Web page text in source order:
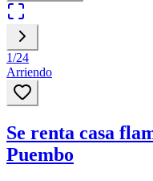
1/24
Arriendo
Se renta casa
Puembo